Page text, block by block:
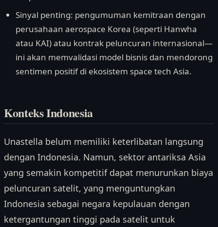
Sinyal penting: pengumuman kemitraan dengan
perusahaan aerospace Korea (seperti Hanwha
atau KAI) atau kontrak peluncuran internasional—
ini akan memvalidasi model bisnis dan mendorong
sentimen positif di ekosistem space tech Asia.
Konteks Indonesia
Unastella belum memiliki keterlibatan langsung
dengan Indonesia. Namun, sektor antariksa Asia
yang semakin kompetitif dapat menurunkan biaya
peluncuran satelit, yang menguntungkan
Indonesia sebagai negara kepulauan dengan
ketergantungan tinggi pada satelit untuk